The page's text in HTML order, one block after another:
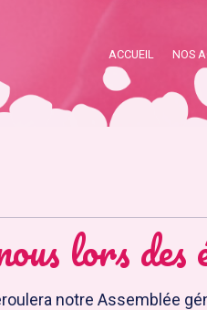
ACCUEIL NOS
lors des
notre Assemblée